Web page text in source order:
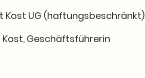
Kost UG (haftungsbeschränkt)
Kost, Geschäftsführerin